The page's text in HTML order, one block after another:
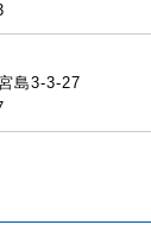
島3-3-27